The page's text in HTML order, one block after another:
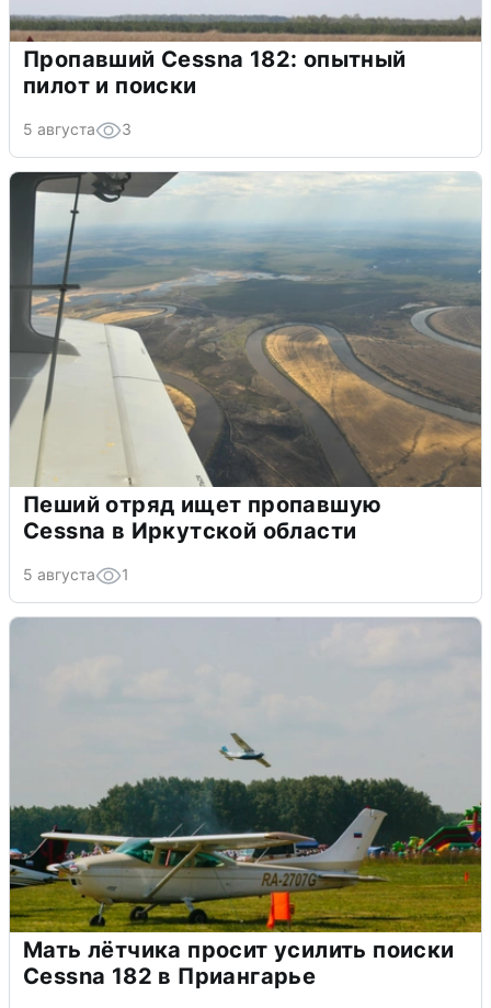
Пропавший Cessna 182: опытный
пилот и поиски
5 августа 3
Пеший отряд ищет пропавшую
Cessna в Иркутской области
5 августа 1
Мать лётчика просит усилить поиски
Cessna 182 в Приангарье